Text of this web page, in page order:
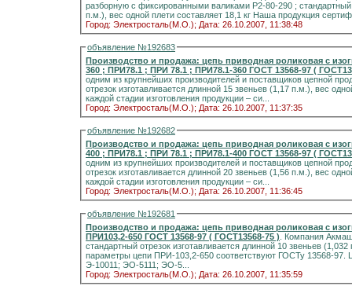
разборную с фиксированными валиками Р2-80-290 ; стандартный
п.м.), вес одной плети составляет 18,1 кг Наша продукция
Город: Электросталь(М.О.); Дата: 26.10.2007, 11:38:48
объявление №192683
Производство и продажа: цепь приводная роликовая с
360 ; ПРИ78.1 ; ПРИ 78.1 ; ПРИ78.1-360 ГОСТ 13568-97 (
одним из крупнейших производителей и поставщиков цепной
отрезок изготавливается длинной 15 звеньев (1,17 п.м.), вес
каждой стадии изготовления продукции – си...
Город: Электросталь(М.О.); Дата: 26.10.2007, 11:37:35
объявление №192682
Производство и продажа: цепь приводная роликовая с
400 ; ПРИ78.1 ; ПРИ 78.1 ; ПРИ78.1-400 ГОСТ 13568-97 (
одним из крупнейших производителей и поставщиков цепной
отрезок изготавливается длинной 20 звеньев (1,56 п.м.), вес
каждой стадии изготовления продукции – си...
Город: Электросталь(М.О.); Дата: 26.10.2007, 11:36:45
объявление №192681
Производство и продажа: цепь приводная роликовая с
ПРИ103,2-650 ГОСТ 13568-97 ( ГОСТ13568-75 ) . Компания
стандартный отрезок изготавливается длинной 10 звеньев (1,032
параметры цепи ПРИ-103,2-650 соответствуют ГОСТу 13568-97. Цепь успешно применяются на экскаваторах марок
Э-10011; ЭО-5111; ЭО-5...
Город: Электросталь(М.О.); Дата: 26.10.2007, 11:35:59